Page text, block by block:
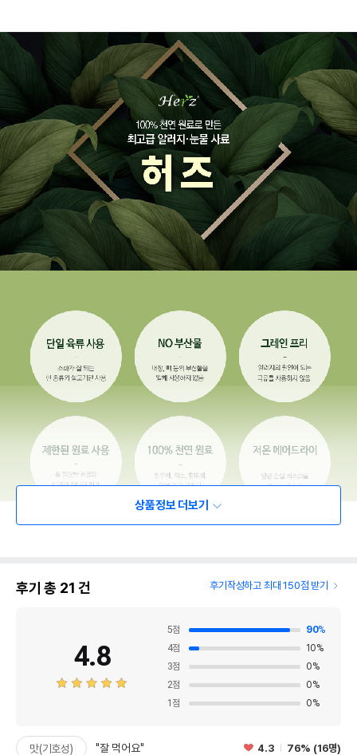
상품정보 더보기
후기 총 21 건 후기작성하고 최대 150점 받기
4.8
5점 90%
4점 10%
3점 0%
2점 0%
1 점 0%
맛(기호성) "잘 먹어요" 4.3 76% (16명)